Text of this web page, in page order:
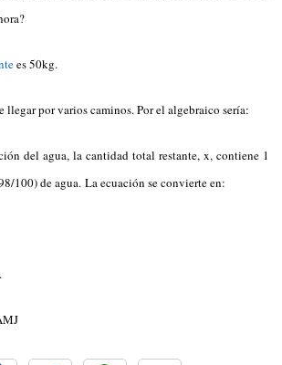
es 50kg.
por varios caminos. Por el algebraico sería:
del agua, la cantidad total restante, x, contiene 1
100) de agua. La ecuación se convierte en: